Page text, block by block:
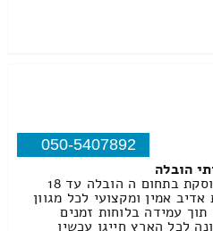
050-5407892
הובלה
חברתנו עוסקת בתחום ה הובלה עד 18
אדיב אמין ומקצועי לכל מגוון
תוך עמידה בלוחות זמנים
לכל הארץ חייגו עכשיו